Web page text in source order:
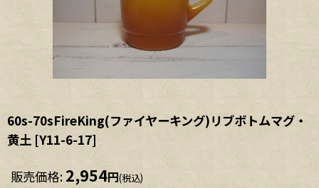
60s-70sFireKing(ファイヤーキング)リブボトムマグ・
黄土 [Y11-6-17]
販売価格: 2,954円(税込)